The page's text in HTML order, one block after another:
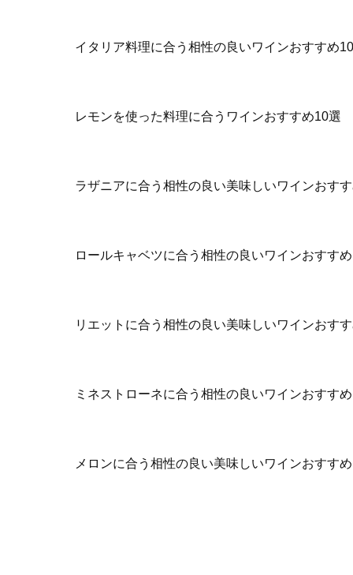
イタリア料理に合う相性の良いワインおすすめ
レモンを使った料理に合うワインおすすめ10選
ラザニアに合う相性の良い美味しいワインおす
ロールキャベツに合う相性の良いワインおすす
リエットに合う相性の良い美味しいワインおす
ミネストローネに合う相性の良いワインおすす
メロンに合う相性の良い美味しいワインおすす